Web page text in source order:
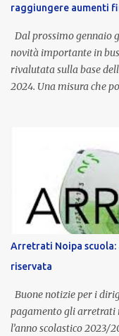
raggiungere aumenti
Dal prossimo gennaio
novità importante in
rivalutata sulla base
2024. Una misura che
dedicato alle donne
normativa nazionale e
supporto in situazioni
è un unicum in Italia: si
Provincia autonoma di
stipendio nazionale
dall’autonomia locale.
compenso accessorio,
aggiornata
Arretrati Noipa scuola:
riservata
Buone notizie per i
pagamento gli
l’anno scolastico 2023/